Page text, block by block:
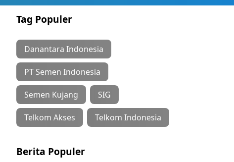
Tag Populer
Danantara Indonesia
PT Semen Indonesia
Semen Kujang SIG
Telkom Akses Telkom Indonesia
Berita Populer